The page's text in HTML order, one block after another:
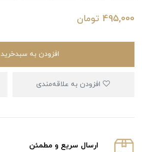
495,000 تومان
افزودن به سبدخرید
ارسال سریع و‌ مطمئن